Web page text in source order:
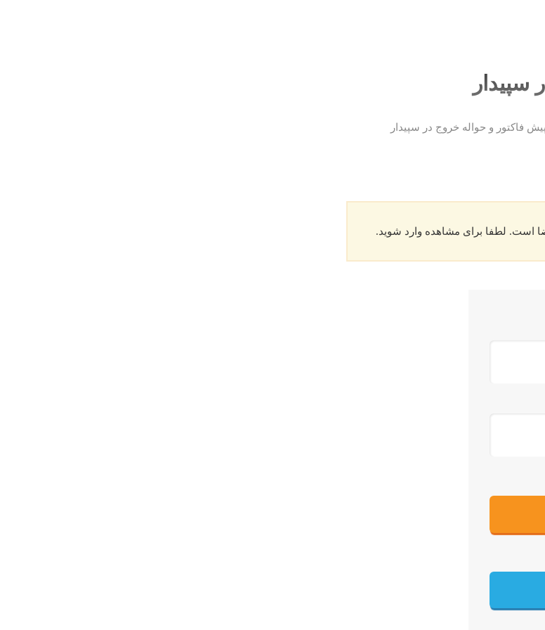
فاکتور و حواله خروج در سپیدار
است. لطفا برای مشاهده وارد شوید.